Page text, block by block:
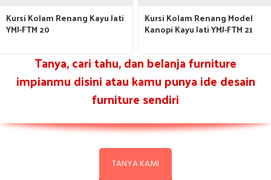
Kursi Kolam Renang Kayu Jati
YMJ-FTM 20
Kursi Kolam Renang Model
Kanopi Kayu Jati YMJ-FTM 21
Tanya, cari tahu, dan belanja furniture
impianmu disini atau kamu punya ide desain
furniture sendiri
TANYA KAMI